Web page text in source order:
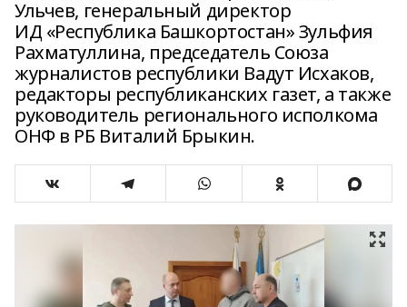
Ульчев, генеральный директор
ИД «Республика Башкортостан» Зульфия
Рахматуллина, председатель Союза
журналистов республики Вадут Исхаков,
редакторы республиканских газет, а также
руководитель регионального исполкома
ОНФ в РБ Виталий Брыкин.